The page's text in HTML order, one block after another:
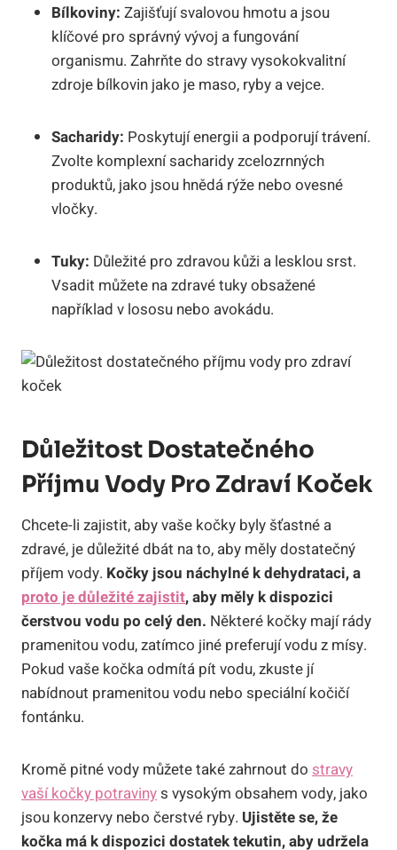
Bílkoviny: Zajišťují svalovou hmotu a jsou
klíčové pro správný vývoj a fungování
organismu. Zahrňte do stravy vysokokvalitní
zdroje bílkovin jako je maso, ryby a vejce.
Sacharidy: Poskytují energii a podporují trávení.
Zvolte komplexní sacharidy zcelozrnných
produktů, jako jsou hnědá rýže nebo ovesné
vločky.
Tuky: Důležité pro zdravou kůži a lesklou srst.
Vsadit můžete na zdravé tuky obsažené
například v lososu nebo avokádu.
Důležitost Dostatečného
Příjmu Vody Pro Zdraví Koček
Chcete-li zajistit, aby vaše kočky byly šťastné a
zdravé, je důležité dbát na to, aby měly dostatečný
příjem vody. Kočky jsou náchylné k dehydrataci, a
proto je důležité zajistit, aby měly k dispozici
čerstvou vodu po celý den. Některé kočky mají rády
pramenitou vodu, zatímco jiné preferují vodu z mísy.
Pokud vaše kočka odmítá pít vodu, zkuste jí
nabídnout pramenitou vodu nebo speciální kočičí
fontánku.
Kromě pitné vody můžete také zahrnout do stravy
vaší kočky potravinys vysokým obsahem vody, jako
jsou konzervy nebo čerstvé ryby. Ujistěte se, že
kočka má k dispozici dostatek tekutin, aby udržela